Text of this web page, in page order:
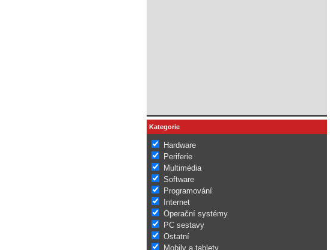
Kategorie
Hardware
Periferie
Multimédia
Software
Programování
Internet
Operační systémy
PC sestavy
Ostatní
Mobily a tablety